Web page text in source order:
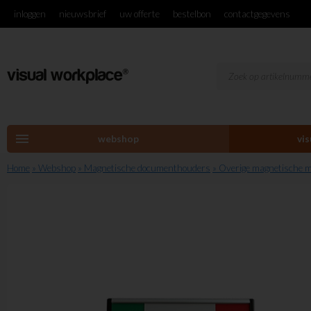
inloggen nieuwsbrief uw offerte bestelbon contactgegevens
menu webshop
Home » Webshop » Magnetische documenthouders » Overige magnetische